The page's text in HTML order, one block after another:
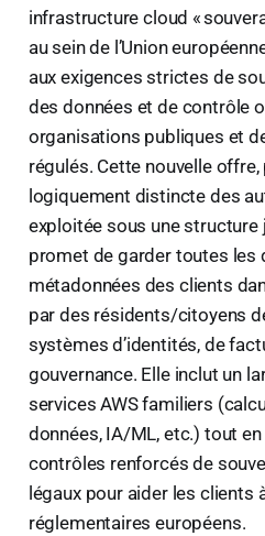
infrastructure cloud «
au sein de l’Union
aux exigences strictes de
des données et de contrôle
organisations publiques et
régulés. Cette nouvelle
logiquement distincte des
exploitée sous une structure
promet de garder toutes les
métadonnées des clients
par des résidents/citoyens
systèmes d’identités, de
gouvernance. Elle inclut un
services AWS familiers
données, IA/ML, etc.) tout
contrôles renforcés de
légaux pour aider les clients
réglementaires européens.